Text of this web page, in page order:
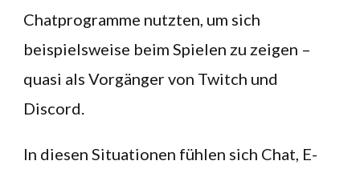
Chatprogramme nutzten, um sich
beispielsweise beim Spielen zu zeigen –
quasi als Vorgänger von Twitch und
Discord.
In diesen Situationen fühlen sich Chat, E-